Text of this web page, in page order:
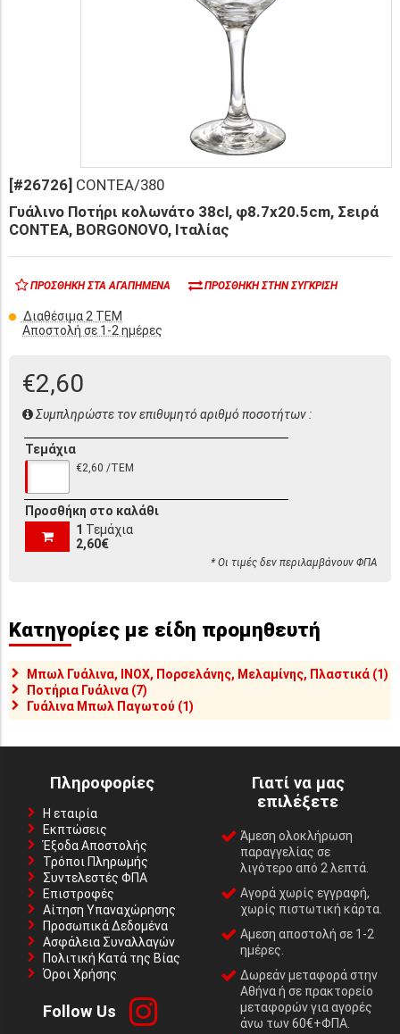
[#26726] CONTEA/380
Γυάλινο Ποτήρι κολωνάτο 38cl, φ8.7x20.5cm, Σειρά
CONTEA, BORGONOVO, Iταλίας
ΠΡΟΣΘΉΚΗ ΣΤΑ ΑΓΑΠΗΜΈΝΑ ΠΡΟΣΘΉΚΗ ΣΤΗΝ ΣΎΓΚΡΙΣΗ
Διαθέσιμα 2 ΤΕΜ
Αποστολή σε 1-2 ημέρες
€2,60
Συμπληρώστε τον επιθυμητό αριθμό ποσοτήτων :
Τεμάχια
€2,60 /ΤΕΜ
Προσθήκη στο καλάθι
1 Τεμάχια
2,60€
* Οι τιμές δεν περιλαμβάνουν ΦΠΑ
Κατηγορίες με είδη προμηθευτή
Μπωλ Γυάλινα, INOX, Πορσελάνης, Μελαμίνης, Πλαστικά (1)
Ποτήρια Γυάλινα (7)
Γυάλινα Μπωλ Παγωτού (1)
Πληροφορίες
Η εταιρία
Εκπτώσεις
Έξοδα Αποστολής
Τρόποι Πληρωμής
Συντελεστές ΦΠΑ
Επιστροφές
Αίτηση Υπαναχώρησης
Προσωπικά Δεδομένα
Ασφάλεια Συναλλαγών
Πολιτική Κατά της Βίας
Όροι Χρήσης
Follow Us
Γιατί να μας
επιλέξετε
Άμεση ολοκλήρωση
παραγγελίας σε
λιγότερο από 2 λεπτά.
Αγορά χωρίς εγγραφή,
χωρίς πιστωτική κάρτα.
Αμεση αποστολή σε 1-2
ημέρες.
Δωρεάν μεταφορά στην
Αθήνα ή σε πρακτορείο
μεταφορών για αγορές
άνω των 60€+ΦΠΑ.